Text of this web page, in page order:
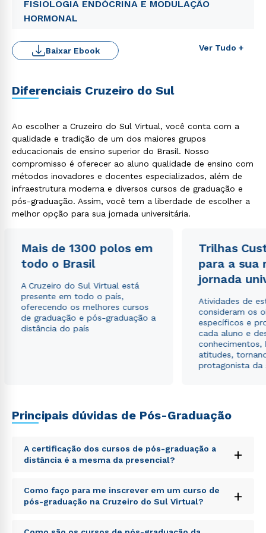
FISIOLOGIA ENDÓCRINA E MODULAÇÃO
HORMONAL
Ver Tudo +
Baixar Ebook
Diferenciais Cruzeiro do Sul
Ao escolher a Cruzeiro do Sul Virtual, você conta com a
qualidade e tradição de um dos maiores grupos
educacionais de ensino superior do Brasil. Nosso
compromisso é oferecer ao aluno qualidade de ensino com
métodos inovadores e docentes especializados, além de
infraestrutura moderna e diversos cursos de graduação e
pós-graduação. Assim, você tem a liberdade de escolher a
melhor opção para sua jornada universitária.
Mais de 1300 polos em
todo o Brasil
A Cruzeiro do Sul Virtual está
presente em todo o país,
oferecendo os melhores cursos
de graduação e pós-graduação a
distância do país
Trilhas
para a sua
jornada
Atividades de
consideram os
específicos e
cada aluno e
conhecimentos,
atitudes,
protagonista da
Principais dúvidas de Pós-Graduação
A certificação dos cursos de pós-graduação a
distância é a mesma da presencial?
+
Sed ut perspiciatis unde omnis iste natus error sit
voluptatem accusantium doloremque laudantium,
totam rem aperiam, eaque ipsa quae ab illo inventore
Como faço para me inscrever em um curso de
pós-graduação na Cruzeiro do Sul Virtual?
+
Sed ut perspiciatis unde omnis iste natus error sit
Rápido e fácil
WhatsApp
ou
Estou de acordo com aPolítica de Privacidade.
autorizo que meus dados sejam utilizados para o
envio de conteúdos da Cruzeiro do Sul.